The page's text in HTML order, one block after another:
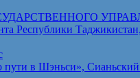
Таджикистан,
в Шэньси», Сианьский